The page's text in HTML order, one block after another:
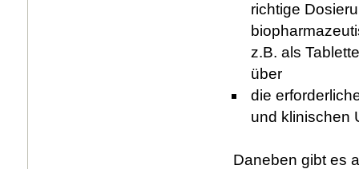
richtige
z.B. als
über
die
und klinischen
Daneben gibt es